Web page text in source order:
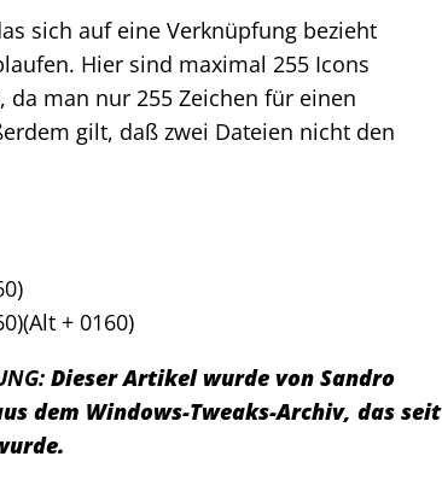
sich auf eine Verknüpfung bezieht
Hier sind maximal 255 Icons
man nur 255 Zeichen für einen
gilt, daß zwei Dateien nicht den
+ 0160)
Dieser Artikel wurde von Sandro
dem Windows-Tweaks-Archiv, das seit